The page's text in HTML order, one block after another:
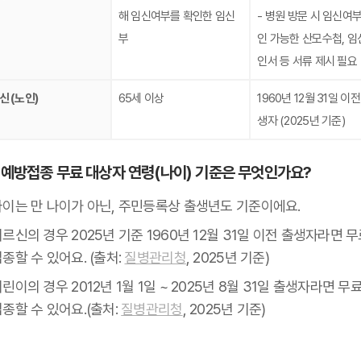
해 임신여부를 확인한 임신
부
- 병원 방문 시 임신여
인 가능한 산모수첩, 임
인서 등 서류 제시 필요
(노인) 65세 이상
1960년 12월 31일 이
생자 (2025년 기준)
방접종 무료 대상자 연령(나이) 기준은 무엇인가요?
이는 만 나이가 아닌, 주민등록상 출생년도 기준이에요.
르신의 경우 2025년 기준 1960년 12월 31일 이전 출생자라면 무
할 수 있어요. (출처: 질병관리청 , 2025년 기준)
린이의 경우 2012년 1월 1일 ~ 2025년 8월 31일 출생자라면 무
할 수 있어요.(출처: 질병관리청 , 2025년 기준)